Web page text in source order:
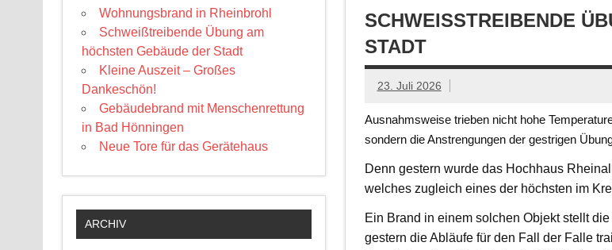
SCHWEISSTREIBENDE
TADT
23. Juli 2026
Ausnahmsweise trieben nicht hohe
sondern die Anstrengungen der gestrigen
Denn gestern wurde das Hochhaus
welches zugleich eines der höchsten im
Ein Brand in einem solchen Objekt stellt
gestern die Abläufe für den Fall der Falle
Wohnungsbrand in Rheinbrohl
Schweißtreibende Übung am
höchsten Gebäude der Stadt
Kleine Auszeit – Großes
Dankeschön!
Gebäudebrand mit Menschenrettung
in Bad Hönningen
Neue Tore für das Gerätehaus
ARCHIV